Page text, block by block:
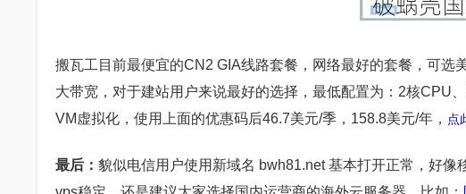
搬瓦工目前最便宜的CN2 GIA线路套餐，网络最好的套餐，可
大带宽，对于建站用户来说最好的选择，最低配置为：2核CPU
VM虚拟化，使用上面的优惠码后46.7美元/季，158.8美元/年， 点
最后： 貌似电信用户使用新域名 bwh81.net 基本打开正常，好